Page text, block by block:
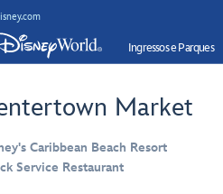
Ingressos e Parques
Market
Caribbean Beach Resort
Service Restaurant